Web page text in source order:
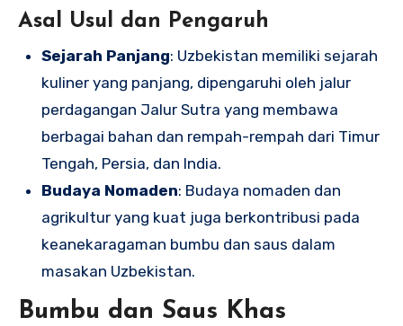
Asal Usul dan Pengaruh
Sejarah Panjang: Uzbekistan memiliki sejarah
kuliner yang panjang, dipengaruhi oleh jalur
perdagangan Jalur Sutra yang membawa
berbagai bahan dan rempah-rempah dari Timur
Tengah, Persia, dan India.
Budaya Nomaden: Budaya nomaden dan
agrikultur yang kuat juga berkontribusi pada
keanekaragaman bumbu dan saus dalam
masakan Uzbekistan.
Bumbu dan Saus Khas